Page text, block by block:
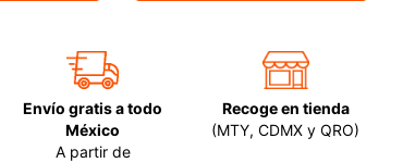
Envío gratis a todo
México
A partir de
Recoge en tienda
(MTY, CDMX y QRO)